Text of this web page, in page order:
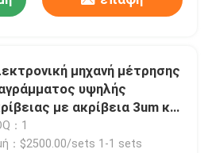
μηχανή μέτρησης
υψηλής
με ακρίβεια 3um και
έλεγχο για
μούχλα
：1
：$2500.00/sets 1-1 sets